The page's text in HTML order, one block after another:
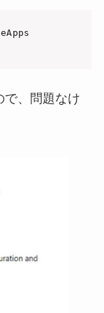
で、問題なけ